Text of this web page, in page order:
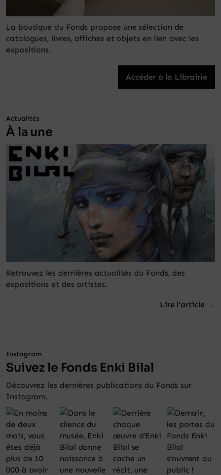
La boutique du Fonds propose une sélection de
catalogues, livres, affiches et objets en lien avec les
expositions.
Accéder à la Librairie
Actualités
À la une
Retrouvez les dernières actualités du Fonds, des
expositions et des artistes.
Lire l’article →
Instagram
Suivez le Fonds Enki Bilal
Découvrez les dernières publications du Fonds sur
Instagram.